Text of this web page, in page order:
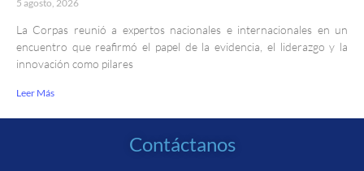
5 agosto, 2026
La Corpas reunió a expertos nacionales e internacionales en un
encuentro que reafirmó el papel de la evidencia, el liderazgo y la
innovación como pilares
Leer Más
Contáctanos